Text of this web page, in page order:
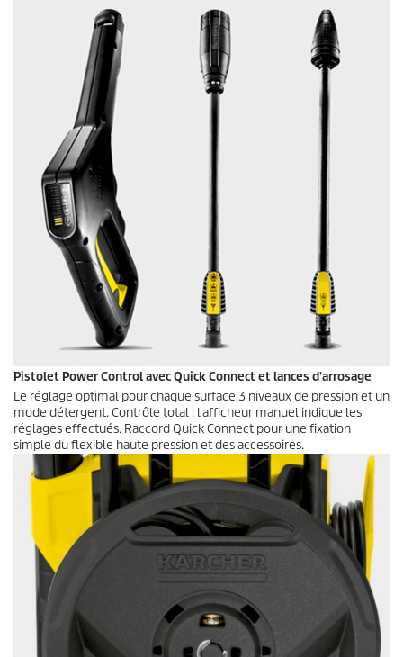
Pistolet Power Control avec Quick Connect et lances d'arrosage
Le réglage optimal pour chaque surface.3 niveaux de pression et un
mode détergent. Contrôle total : l'afficheur manuel indique les
réglages effectués. RaccordQuick Connect pour une fixation
simple du flexible haute pression et des accessoires.